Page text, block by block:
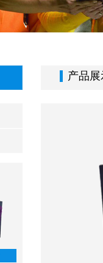
产品展